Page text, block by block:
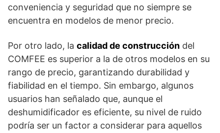
conveniencia y seguridad que no siempre se
encuentra en modelos de menor precio.
Por otro lado, la calidad de construcción del
COMFEE es superior a la de otros modelos en su
rango de precio, garantizando durabilidad y
fiabilidad en el tiempo. Sin embargo, algunos
usuarios han señalado que, aunque el
deshumidificador es eficiente, su nivel de ruido
podría ser un factor a considerar para aquellos